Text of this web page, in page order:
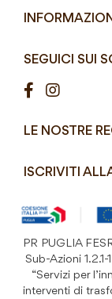
Email
8:30 - 12:30 /
Street Food e
Pizzerie e Panifici
Ristorazione
Detergenza e
Festività
Prodotti
Condizioni di
Costi di
SEGUICI SUI
LE NOSTRE
ISCRIVITI
alla
Newsletter:
ISCRIVITI
PR PUGLIA
Sub-Azioni
“Servizi per
interventi di